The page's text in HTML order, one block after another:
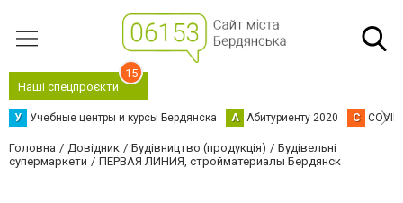
Наші спецпроєкти
15
У Учебные центры и курсы Бердянска А Абитуриенту 2020 C
Головна Довідник Будівництво (продукція)
Будівельні
супермаркети
ПЕРВАЯ ЛИНИЯ, стройматериалы Бердянск